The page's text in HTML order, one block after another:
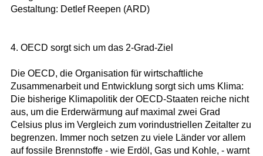
Gestaltung: Detlef Reepen (ARD)
4. OECD sorgt sich um das 2-Grad-Ziel
Die OECD, die Organisation für wirtschaftliche
Zusammenarbeit und Entwicklung sorgt sich ums Klima:
Die bisherige Klimapolitik der OECD-Staaten reiche nicht
aus, um die Erderwärmung auf maximal zwei Grad
Celsius plus im Vergleich zum vorindustriellen Zeitalter zu
begrenzen. Immer noch setzen zu viele Länder vor allem
auf fossile Brennstoffe - wie Erdöl, Gas und Kohle, - warnt